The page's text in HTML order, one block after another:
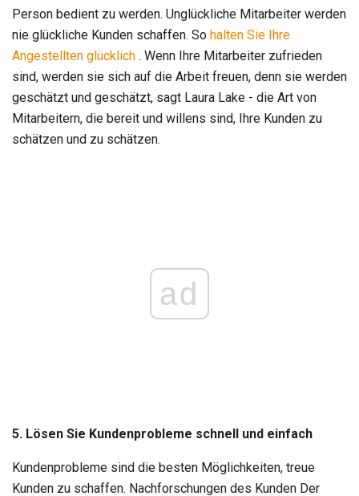
Person bedient zu werden. Unglückliche Mitarbeiter werden
nie glückliche Kunden schaffen. So halten Sie Ihre
Angestellten glücklich . Wenn Ihre Mitarbeiter zufrieden
sind, werden sie sich auf die Arbeit freuen, denn sie werden
geschätzt und geschätzt, sagt Laura Lake - die Art von
Mitarbeitern, die bereit und willens sind, Ihre Kunden zu
schätzen und zu schätzen.
ad
5. Lösen Sie Kundenprobleme schnell und einfach
Kundenprobleme sind die besten Möglichkeiten, treue
Kunden zu schaffen. Nachforschungen des Kunden Der